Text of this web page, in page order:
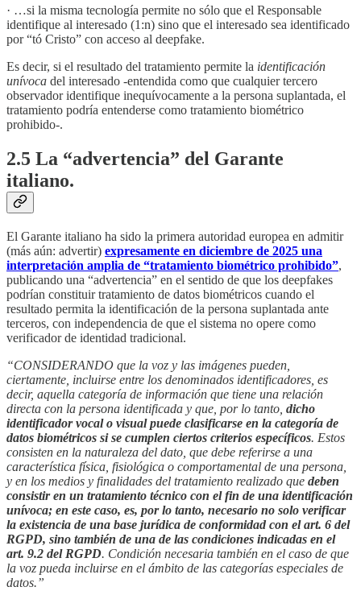
· …si la misma tecnología permite no sólo que el Responsable
identifique al interesado (1:n) sino que el interesado sea identificado
por “tó Cristo” con acceso al deepfake.
Es decir, si el resultado del tratamiento permite la identificación
unívoca del interesado -entendida como que cualquier tercero
observador identifique inequívocamente a la persona suplantada, el
tratamiento podría entenderse como tratamiento biométrico
prohibido-.
2.5 La “advertencia” del Garante
italiano.
El Garante italiano ha sido la primera autoridad europea en admitir
(más aún: advertir) expresamente en diciembre de 2025 una
interpretación amplia de “tratamiento biométrico prohibido”,
publicando una “advertencia” en el sentido de que los deepfakes
podrían constituir tratamiento de datos biométricos cuando el
resultado permita la identificación de la persona suplantada ante
terceros, con independencia de que el sistema no opere como
verificador de identidad tradicional.
“CONSIDERANDO que la voz y las imágenes pueden,
ciertamente, incluirse entre los denominados identificadores, es
decir, aquella categoría de información que tiene una relación
directa con la persona identificada y que, por lo tanto, dicho
identificador vocal o visual puede clasificarse en la categoría de
datos biométricos si se cumplen ciertos criterios específicos. Estos
consisten en la naturaleza del dato, que debe referirse a una
característica física, fisiológica o comportamental de una persona,
y en los medios y finalidades del tratamiento realizado que deben
consistir en un tratamiento técnico con el fin de una identificación
unívoca; en este caso, es, por lo tanto, necesario no solo verificar
la existencia de una base jurídica de conformidad con el art. 6 del
RGPD, sino también de una de las condiciones indicadas en el
art. 9.2 del RGPD. Condición necesaria también en el caso de que
la voz pueda incluirse en el ámbito de las categorías especiales de
datos.”